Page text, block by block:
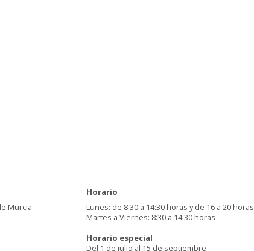
Murcia
Horario
Lunes: de 8:30 a 14:30 horas y de 16 a 20 horas
Martes a Viernes: 8:30 a 14:30 horas
Horario especial
Del 1 de julio al 15 de septiembre